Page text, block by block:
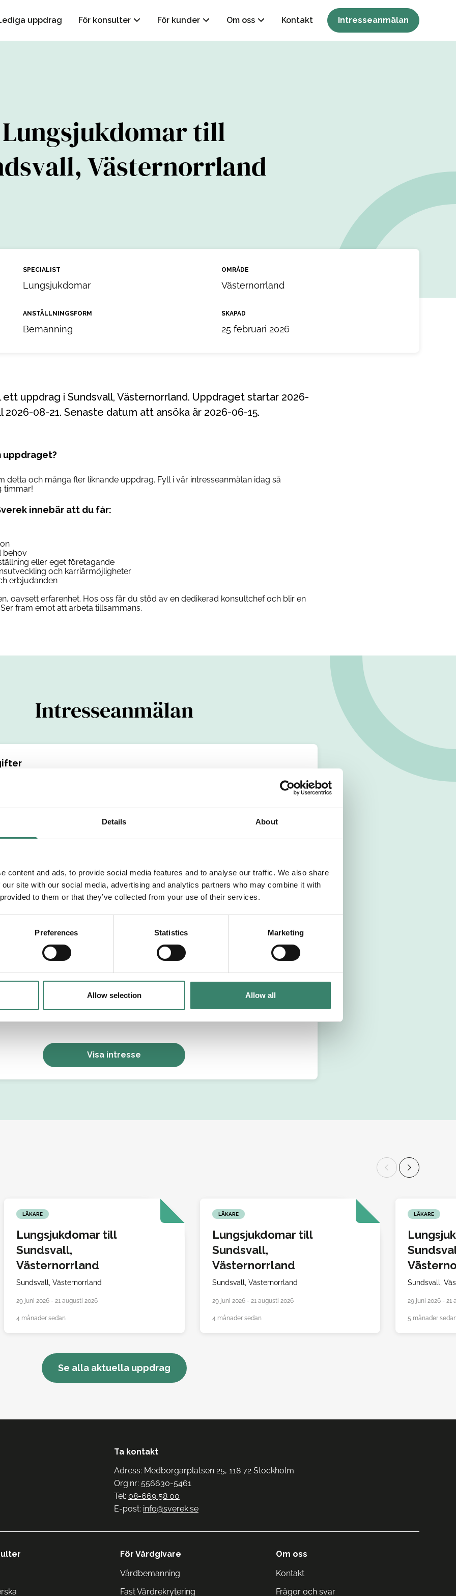
Details About
content and ads, to provide social media features and to analyse our traffic. We also share
site with our social media, advertising and analytics partners who may combine it with
to them or that they’ve collected from your use of their services.
Preferences Statistics Marketing
Allow selection Allow all
uppdrag För konsulter För kunder Om oss Kontakt Intresseanmälan
Lungsjukdomar till
Västernorrland
SPECIALIST
Lungsjukdomar
OMRÅDE
Västernorrland
ANSTÄLLNINGSFORM
Bemanning
SKAPAD
25 februari 2026
2026-08-21. Senaste datum att ansöka är 2026-06-15.
uppdraget?
detta och många fler liknande uppdrag. Fyll i vår intresseanmälan idag så
timmar!
innebär att du får:
behov
eller eget företagande
och karriärmöjligheter
erbjudanden
oavsett erfarenhet. Hos oss får du stöd av en dedikerad konsultchef och blir en
fram emot att arbeta tillsammans.
Intresseanmälan
Efternamn
Visa intresse
LÄKARE
Lungsjukdomar till
Sundsvall,
Västernorrland
Sundsvall,Västernorrland
29 juni 2026 - 21 augusti 2026
4 månader sedan
LÄKARE
Lungsjukdomar till
Sundsvall,
Västernorrland
Sundsvall, Västernorrland
29 juni 2026 - 21 augusti 2026
4 månader sedan
LÄKARE
Sundsvall,
29 juni 2026 - 21
5 månader
Se alla aktuella uppdrag
Ta kontakt
Adress: Medborgarplatsen 25, 118 72 Stockholm
Org.nr: 556630-5461
Tel: 08-669 58 00
E-post: info@sverek.se
För Vårdgivare
Vårdbemanning
Fast Vårdrekrytering
Om oss
Kontakt
Frågor och svar